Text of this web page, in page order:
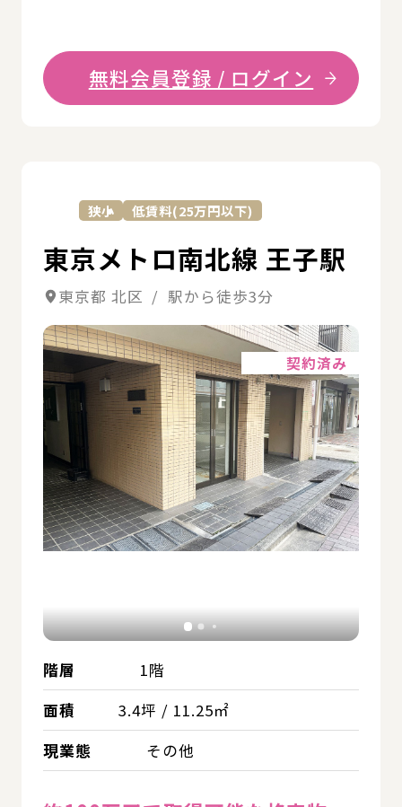
無料会員登録 / ログイン
狭小 低賃料(25万円以下)
東京メトロ南北線 王子駅
東京都 北区 / 駅から徒歩3分
契約済み
階層
1階
面積
3.4坪 / 11.25㎡
現業態
その他